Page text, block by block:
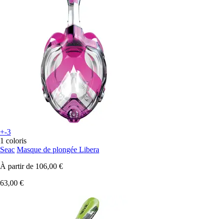
+-3
1 coloris
Seac Masque de plongée Libera
À partir de 106,00 €
63,00 €